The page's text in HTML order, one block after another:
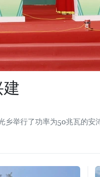
乡举行了功率为50兆瓦的安